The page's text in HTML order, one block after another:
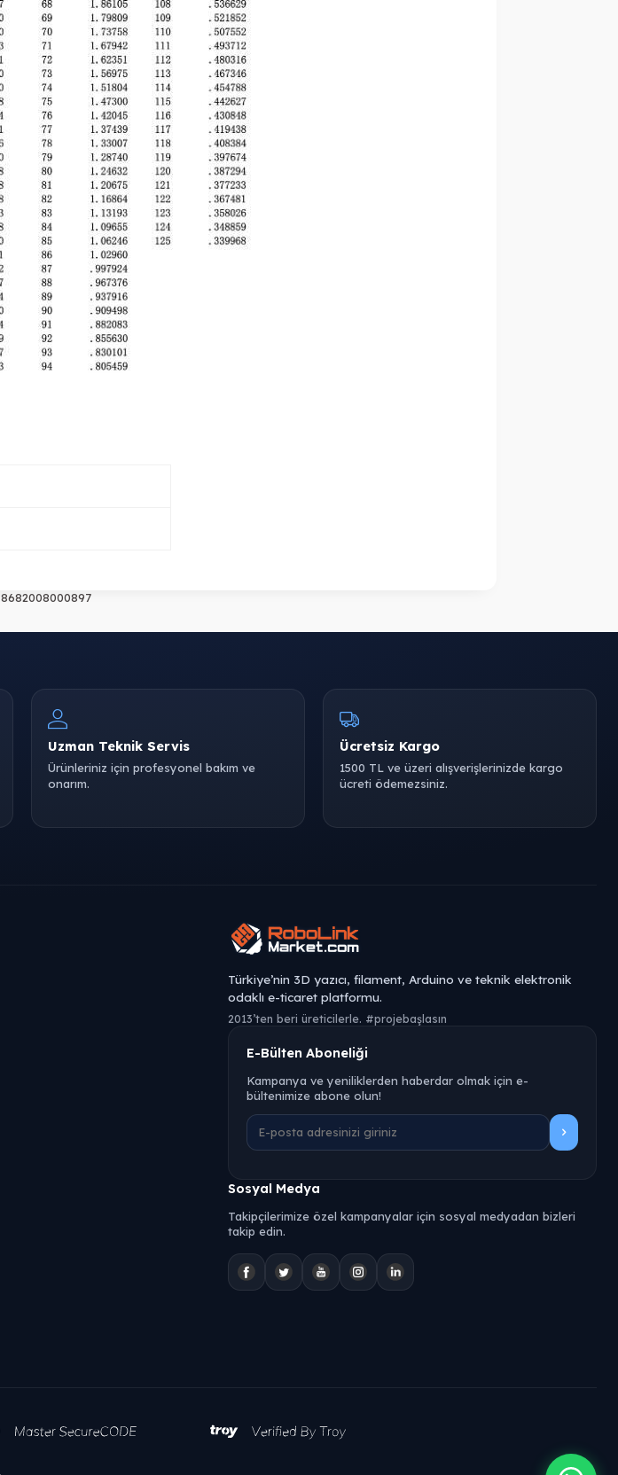
8682008000897
Uzman Teknik Servis
Ürünleriniz için profesyonel bakım ve
onarım.
Ücretsiz Kargo
1500 TL ve üzeri alışverişlerinizde kargo
ücreti ödemezsiniz.
Türkiye’nin 3D yazıcı, filament, Arduino ve teknik elektronik
odaklı e-ticaret platformu.
2013’ten beri üreticilerle. #projebaşlasın
E-Bülten Aboneliği
Kampanya ve yeniliklerden haberdar olmak için e-
bültenimize abone olun!
Sosyal Medya
Takipçilerimize özel kampanyalar için sosyal medyadan bizleri
takip edin.